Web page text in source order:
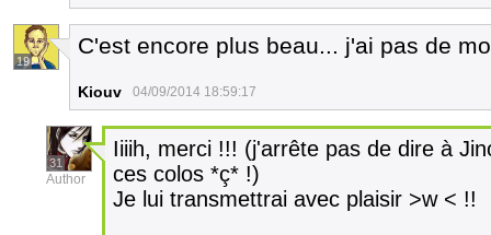
19
C'est encore plus beau... j'ai pas de
Kiouv 04/09/2014 18:59:17
31
Author
Iiiih, merci !!! (j'arrête pas de dire à
ces colos *ç* !)
Je lui transmettrai avec plaisir >w < !!